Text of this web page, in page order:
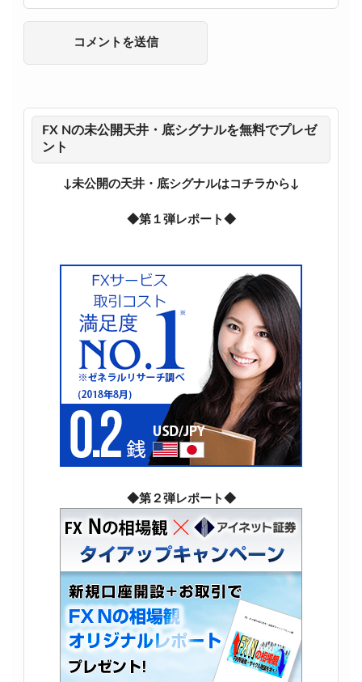
FX Nの未公開天井・底シグナルを無料でプレゼ
ント
↓未公開の天井・底シグナルはコチラから↓
◆第１弾レポート◆
◆第２弾レポート◆